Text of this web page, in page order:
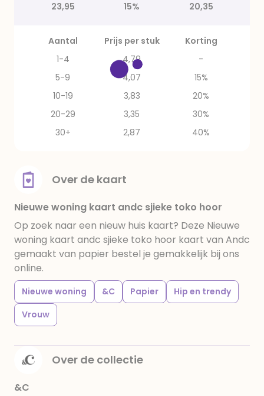
23,95
15% 20,35
Aantal Prijs per stuk
Korting
1-4
4,79
-
5-9
4,07
15%
10-19
3,83
20%
20-29
3,35
30%
30+
2,87 40%
Over de kaart
Nieuwe woning kaart andc sjieke toko hoor
Op zoek naar een nieuw huis kaart? Deze Nieuwe
woning kaart andc sjieke toko hoor kaart van Andc
gemaakt van papier bestel je gemakkelijk bij ons
online.
Nieuwe woning &C Papier
Hip en trendy
Vrouw
Over de collectie
&C